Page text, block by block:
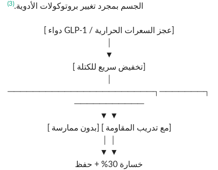
الجسم بمجرد تغيير بروتوكولات الأدوية.(3)
▼
───────────────────────┐───────┐
───────────
▼ ▼
▼ ▼
خسارة 30% + حفظ